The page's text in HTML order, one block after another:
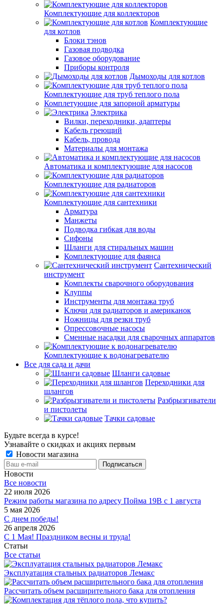
Комплектующие для коллекторов
Комплектующие
для котлов
Блоки тэнов
Газовая подводка
Газовое оборудование
Приборы контроля
Дымоходы для котлов
Комплектующие для труб теплого пола
Комплетующие для запорной арматуры
Электрика
Вилки, переходники, адаптеры
Кабель греющий
Кабель, провода
Материалы для монтажа
Автоматика и комплектующие для насосов
Комплектующие для радиаторов
Комплектующие для сантехники
Арматура
Манжеты
Подводка гибкая для воды
Сифоны
Шланги для стиральных машин
Комплектующие для фаянса
Сантехнический
инструмент
Комплекты сварочного оборудования
Клуппы
Инструменты для монтажа труб
Ключи для радиаторов и американок
Ножницы для резки труб
Опрессовочные насосы
Сменные насадки для сварочных аппаратов
Комплектующие к водонагревателю
Все для сада и дачи
Шланги садовые
Переходники для
шлангов
Разбрызгиватели
и пистолеты
Тачки садовые
Будьте всегда в курсе!
Узнавайте о скидках и акциях первым
Новости магазина
Новости
Все новости
22 июля 2026
Режим работы магазина по адресу Пойма 19В с 1 августа
5 мая 2026
С днем победы!
26 апреля 2026
С 1 Мая! Праздником весны и труда!
Статьи
Все статьи
Эксплуатация стальных радиаторов Лемакс
Рассчитать объем расширительного бака для отопления